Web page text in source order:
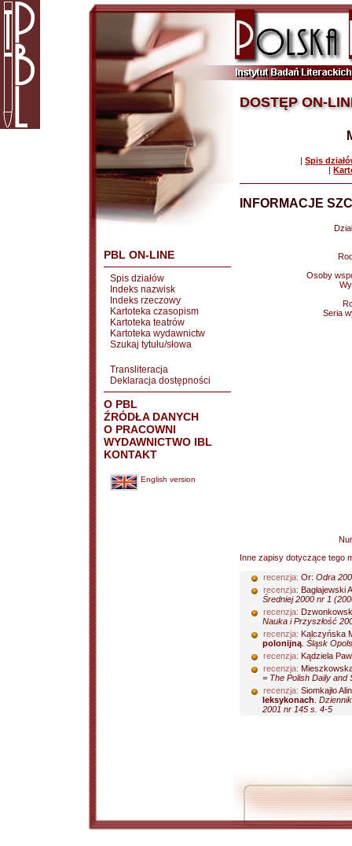
PBL ON-LINE
Spis działów
Indeks nazwisk
Indeks rzeczowy
Kartoteka czasopism
Kartoteka teatrów
Kartoteka wydawnictw
Szukaj tytułu/słowa
Transliteracja
Deklaracja dostępności
O PBL
ŹRÓDŁA DANYCH
O PRACOWNI
WYDAWNICTWO IBL
KONTAKT
English version
DOSTĘP ON-
| Spis
|
INFORMACJE
Osoby
Seria
Inne zapisy dotyczące tego
recenzja: Or: Odra
recenzja: Bagłajewski
Średniej 2000 nr 1
recenzja:
Nauka i Przyszłość
recenzja: Kalczyńska
polonijną Śląsk
recenzja: Kądziela
recenzja:
= The Polish Daily and
recenzja: Siomkajło
leksykonach
2001 nr 145 s. 4-5